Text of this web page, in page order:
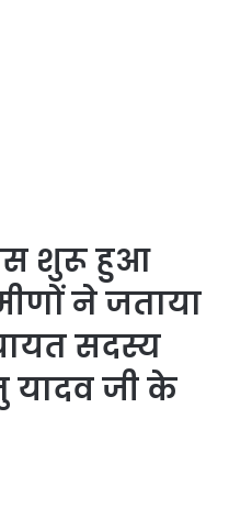
शुरू हुआ
ने जताया
सदस्य
यादव जी के